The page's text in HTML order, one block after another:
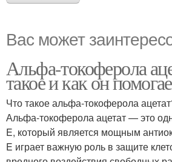
Вас может
Альфа-токоферола
такое и как он
Что такое альфа-токоферола
Альфа-токоферола ацетат — это
E, который является мощным
E играет важную роль в защите